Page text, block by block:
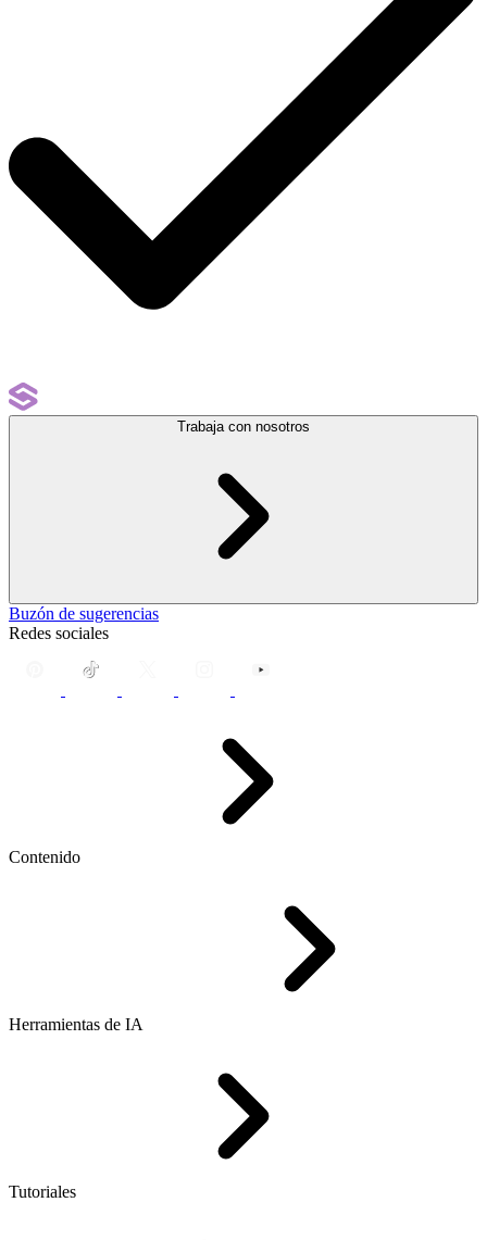
Trabaja con nosotros
Buzón de sugerencias
Redes sociales
Contenido
Herramientas de IA
Tutoriales